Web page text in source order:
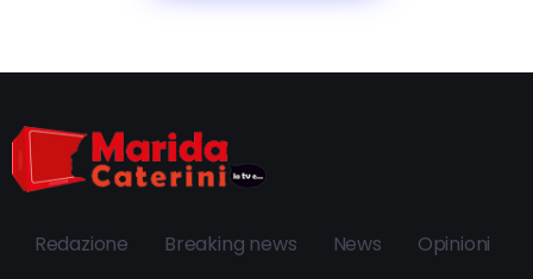
Redazione Breaking news News Opinioni